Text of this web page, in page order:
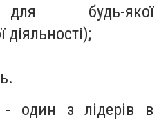
будь-якої
один з лідерів в